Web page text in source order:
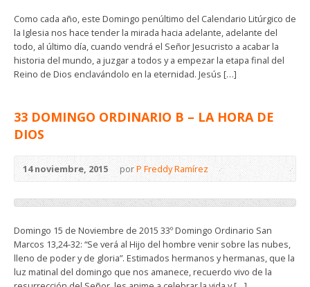
Como cada año, este Domingo penúltimo del Calendario Litúrgico de
la Iglesia nos hace tender la mirada hacia adelante, adelante del
todo, al último día, cuando vendrá el Señor Jesucristo a acabar la
historia del mundo, a juzgar a todos y a empezar la etapa final del
Reino de Dios enclavándolo en la eternidad. Jesús […]
33 DOMINGO ORDINARIO B – LA HORA DE
DIOS
14 noviembre, 2015 porP Freddy Ramírez
Domingo 15 de Noviembre de 2015 33º Domingo Ordinario San
Marcos 13,24-32: “Se verá al Hijo del hombre venir sobre las nubes,
lleno de poder y de gloria”. Estimados hermanos y hermanas, que la
luz matinal del domingo que nos amanece, recuerdo vivo de la